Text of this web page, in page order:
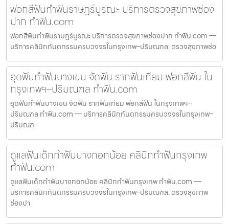
ฟอกสีฟันทำฟันราษฎร์บูรณะ บริการตรวจสุขภาพช่อง
ปาก ทำฟัน.com
ฟอกสีฟันทำฟันราษฎร์บูรณะ บริการตรวจสุขภาพช่องปาก ทำฟัน.com —
บริการคลินิกทันตกรรมครบวงจรในกรุงเทพ–ปริมณฑล: ตรวจสุขภาพช่อ
อุดฟันทำฟันบางเขน จัดฟัน รากฟันเทียม ฟอกสีฟัน ใน
กรุงเทพฯ–ปริมณฑล ทำฟัน.com
อุดฟันทำฟันบางเขน จัดฟัน รากฟันเทียม ฟอกสีฟัน ในกรุงเทพฯ–
ปริมณฑล ทำฟัน.com — บริการคลินิกทันตกรรมครบวงจรในกรุงเทพ–
ปริมณฑ
ดูแลฟันเด็กทำฟันบางกอกน้อย คลินิกทำฟันกรุงเทพ
ทำฟัน.com
ดูแลฟันเด็กทำฟันบางกอกน้อย คลินิกทำฟันกรุงเทพ ทำฟัน.com —
บริการคลินิกทันตกรรมครบวงจรในกรุงเทพ–ปริมณฑล: ตรวจสุขภาพ
ช่องปา